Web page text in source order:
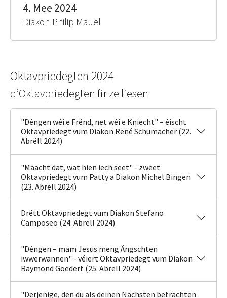
4. Mee 2024
Diakon Philip Mauel
Oktavpriedegten 2024
d’Oktavpriedegten fir ze liesen
"Déngen wéi e Frënd, net wéi e Kniecht" – éischt
Oktavpriedegt vum Diakon René Schumacher (22.
Abrëll 2024)
"Maacht dat, wat hien iech seet" - zweet
Oktavpriedegt vum Patty a Diakon Michel Bingen
(23. Abrëll 2024)
Drëtt Oktavpriedegt vum Diakon Stefano
Camposeo (24. Abrëll 2024)
"Déngen – mam Jesus meng Ängschten
iwwerwannen" - véiert Oktavpriedegt vum Diakon
Raymond Goedert (25. Abrëll 2024)
"Derjenige, den du als deinen Nächsten betrachten